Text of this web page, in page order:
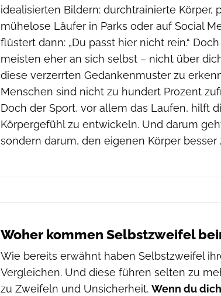
idealisierten Bildern: durchtrainierte Körper,
mühelose Läufer in Parks oder auf Social
flüstert dann: „Du passt hier nicht rein.“
meisten eher an sich selbst – nicht über
diese verzerrten Gedankenmuster zu
Menschen sind nicht zu hundert Prozent
Doch der Sport, vor allem das Laufen, hilft
Körpergefühl zu entwickeln. Und darum
sondern darum, den eigenen Körper besser
Woher kommen Selbstzweifel
Wie bereits erwähnt haben Selbstzweifel
Vergleichen. Und diese führen selten zu
zu Zweifeln und Unsicherheit. Wenn du